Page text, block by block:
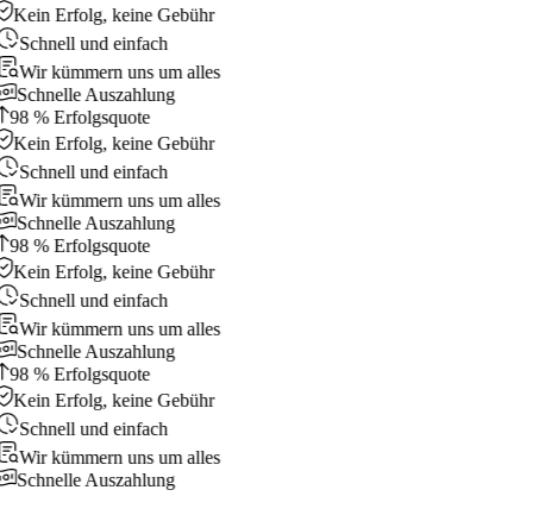
Kein Erfolg, keine Gebühr
Schnell und einfach
Wir kümmern uns um alles
Schnelle Auszahlung
98 % Erfolgsquote
Kein Erfolg, keine Gebühr
Schnell und einfach
Wir kümmern uns um alles
Schnelle Auszahlung
98 % Erfolgsquote
Kein Erfolg, keine Gebühr
Schnell und einfach
Wir kümmern uns um alles
Schnelle Auszahlung
98 % Erfolgsquote
Kein Erfolg, keine Gebühr
Schnell und einfach
Wir kümmern uns um alles
Schnelle Auszahlung